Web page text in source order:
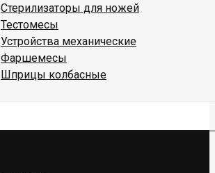
Стерилизаторы для ножей
Тестомесы
Устройства механические
Фаршемесы
Шприцы колбасные